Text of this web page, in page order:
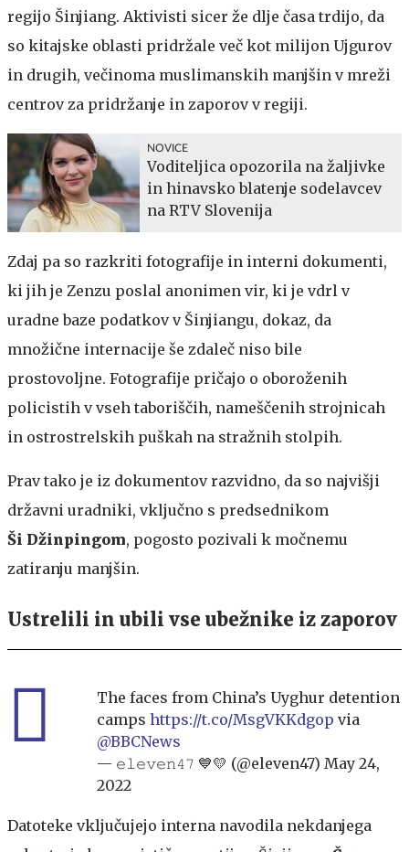
regijo Šinjiang. Aktivisti sicer že dlje časa trdijo, da
so kitajske oblasti pridržale več kot milijon Ujgurov
in drugih, večinoma muslimanskih manjšin v mreži
centrov za pridržanje in zaporov v regiji.
NOVICE
Voditeljica opozorila na žaljivke
in hinavsko blatenje sodelavcev
na RTV Slovenija
Zdaj pa so razkriti fotografije in interni dokumenti,
ki jih je Zenzu poslal anonimen vir, ki je vdrl v
uradne baze podatkov v Šinjiangu, dokaz, da
množične internacije še zdaleč niso bile
prostovoljne. Fotografije pričajo o oboroženih
policistih v vseh taboriščih, nameščenih strojnicah
in ostrostrelskih puškah na stražnih stolpih.
Prav tako je iz dokumentov razvidno, da so najvišji
državni uradniki, vključno s predsednikom
Ši Džinpingom, pogosto pozivali k močnemu
zatiranju manjšin.
Ustrelili in ubili vse ubežnike iz zaporov
The faces from China’s Uyghur detention
camps https://t.co/MsgVKKdgop via
@BBCNews
— 𝚎𝚕𝚎𝚟𝚎𝚗𝟺𝟽 💙💛 (@eleven47) May 24,
2022
Datoteke vključujejo interna navodila nekdanjega